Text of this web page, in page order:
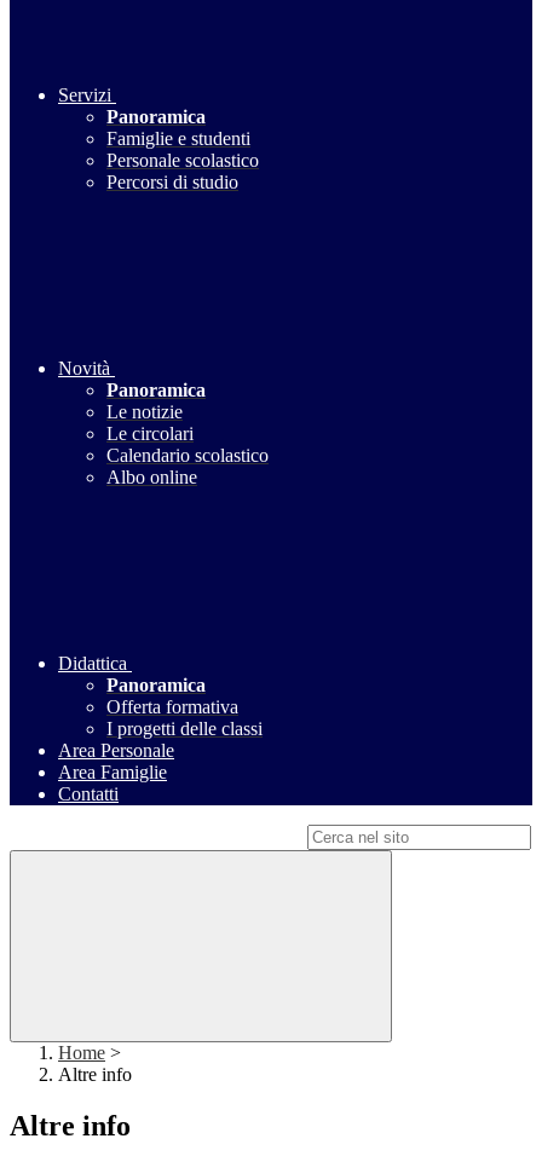
Servizi
Panoramica
Famiglie e studenti
Personale scolastico
Percorsi di studio
Novità
Panoramica
Le notizie
Le circolari
Calendario scolastico
Albo online
Didattica
Panoramica
Offerta formativa
I progetti delle classi
Area Personale
Area Famiglie
Contatti
Home >
Altre info
Altre info